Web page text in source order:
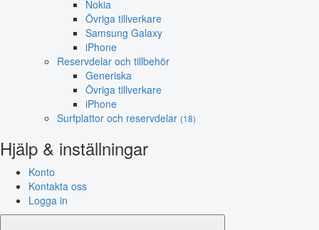
Nokia
Övriga tillverkare
Samsung Galaxy
iPhone
Reservdelar och tillbehör
Generiska
Övriga tillverkare
iPhone
Surfplattor och reservdelar (18)
Hjälp & inställningar
Konto
Kontakta oss
Logga in